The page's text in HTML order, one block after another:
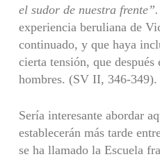
el sudor de nuestra frente”.
experiencia beruliana de
continuado, y que haya
cierta tensión, que
hombres. (SV II, 346-349).
Sería interesante abordar
establecerán más tarde
se ha llamado la Escuela